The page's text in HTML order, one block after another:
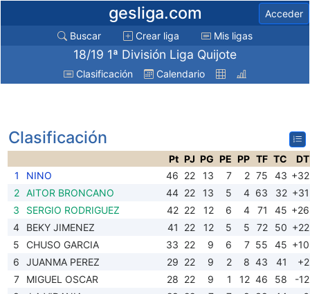
gesliga.com
Acceder
Buscar
Crear liga Mis ligas
18/19 1ª División Liga Quijote
Clasificación Calendario
Clasificación
Pt PJ PG PE PP TF TC
DT
1
NINO 46 22 13 7 2 75 43 +32
2 AITOR BRONCANO 44 22 13 5 4 63 32 +31
3
SERGIO RODRIGUEZ 42 22 12 6 4 71 45 +26
4
BEKY JIMENEZ 41 22 12 5 5 72 50 +22
5
CHUSO GARCIA 33 22 9 6 7 55 45 +10
6
JUANMA PEREZ 29 22 9 2 8 43 41
+2
7
MIGUEL OSCAR 28 22 9 1 12 46 58
-12